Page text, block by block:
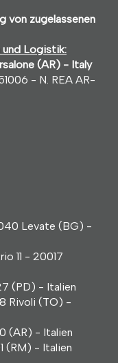
von zugelassenen
und Logistik:
(AR) - Italy
- N. REA AR-
Levate (BG) -
11 - 20017
(PD) - Italien
Rivoli (TO) -
(AR) - Italien
(RM) - Italien